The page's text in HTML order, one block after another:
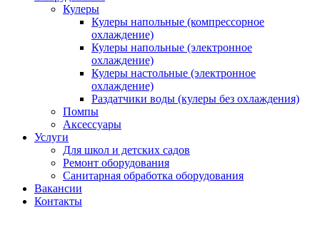
Кулеры
Кулеры напольные (компрессорное
охлаждение)
Кулеры напольные (электронное
охлаждение)
Кулеры настольные (электронное
охлаждение)
Раздатчики воды (кулеры без охлаждения)
Помпы
Аксессуары
Услуги
Для школ и детских садов
Ремонт оборудования
Санитарная обработка оборудования
Вакансии
Контакты